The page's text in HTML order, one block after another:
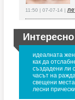
11:50 | 07-07-14 |
Интересно
идеалната
как да
създадени ли
часът на
свещени
лесни прически